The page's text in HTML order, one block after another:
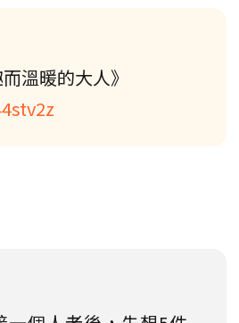
溫暖的大人》